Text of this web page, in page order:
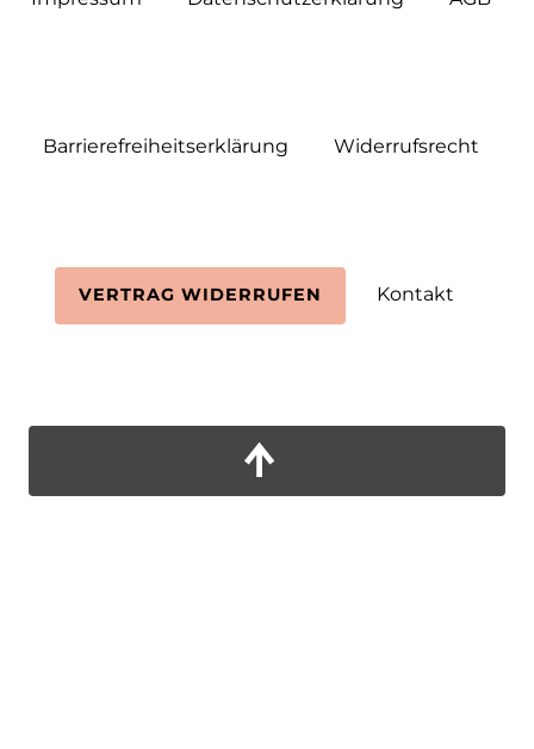
Barrierefreiheitserklärung Widerrufs­recht
VERTRAG WIDERRUFEN Kontakt